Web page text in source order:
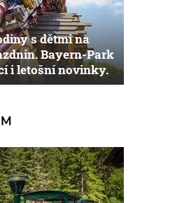
s dětmi na
Bayern-Park
i letošní novinky.